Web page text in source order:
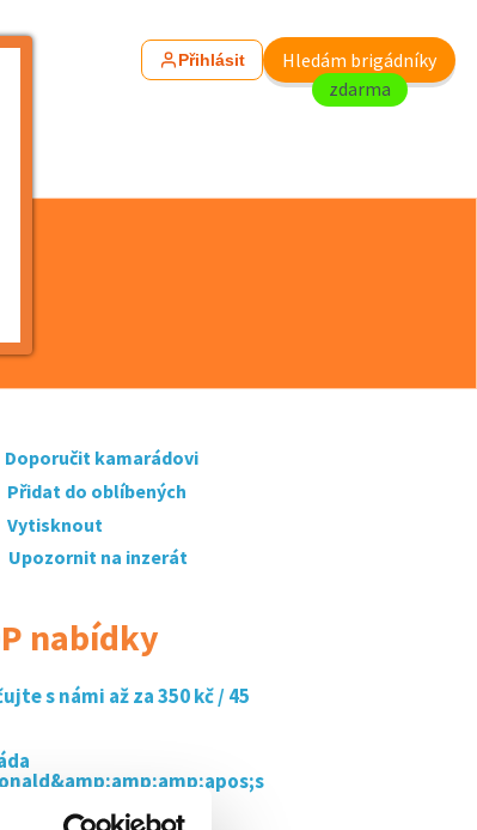
Přihlásit
Hledám brigádníky
zdarma
Doporučit kamarádovi
Přidat do oblíbených
Vytisknout
Upozornit na inzerát
nabídky
s námi až za 350 kč / 45